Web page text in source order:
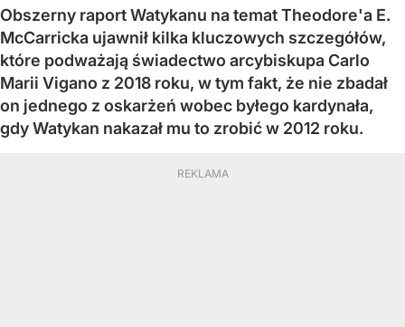
Obszerny raport Watykanu na temat Theodore'a E.
McCarricka ujawnił kilka kluczowych szczegółów,
które podważają świadectwo arcybiskupa Carlo
Marii Vigano z 2018 roku, w tym fakt, że nie zbadał
on jednego z oskarżeń wobec byłego kardynała,
gdy Watykan nakazał mu to zrobić w 2012 roku.